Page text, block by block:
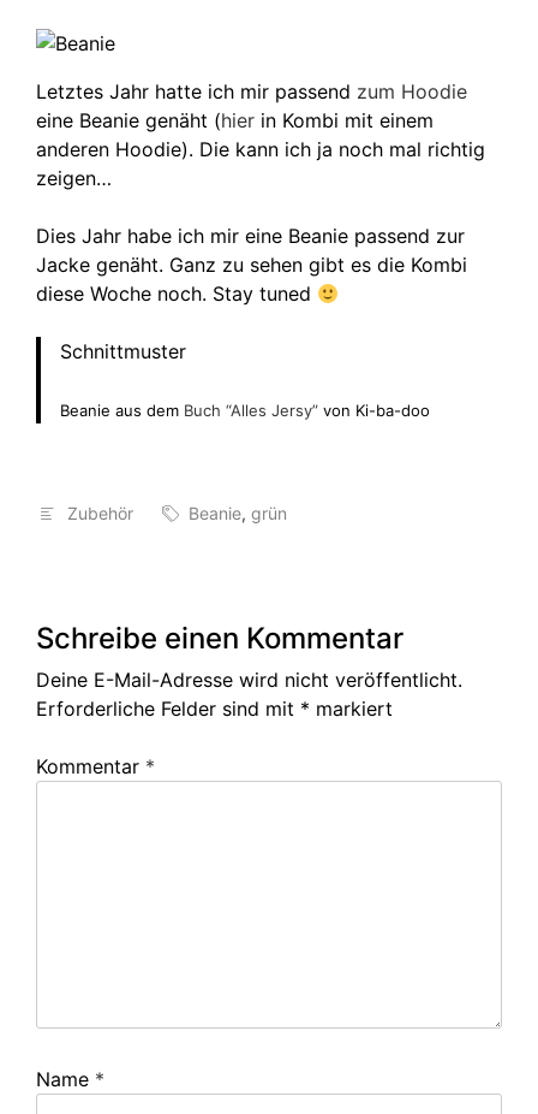
Letztes Jahr hatte ich mir passend zum Hoodie
eine Beanie genäht (hier in Kombi mit einem
anderen Hoodie). Die kann ich ja noch mal richtig
zeigen…
Dies Jahr habe ich mir eine Beanie passend zur
Jacke genäht. Ganz zu sehen gibt es die Kombi
diese Woche noch. Stay tuned
Schnittmuster
Beanie aus dem Buch “Alles Jersy” von Ki-ba-doo
Zubehör Beanie, grün
Schreibe einen Kommentar
Deine E-Mail-Adresse wird nicht veröffentlicht.
Erforderliche Felder sind mit * markiert
Kommentar *
Name *